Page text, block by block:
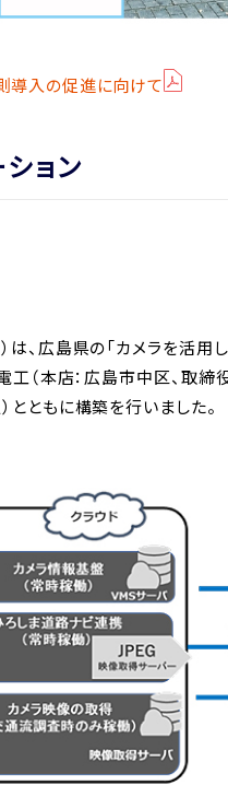
導入の促進に向けて
ョン
、広島県の「カメラを活
本店：広島市中区、取締役
ともに構築を行いました。